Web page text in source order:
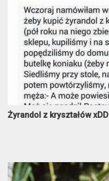
Żyrandol z kryształów xDD